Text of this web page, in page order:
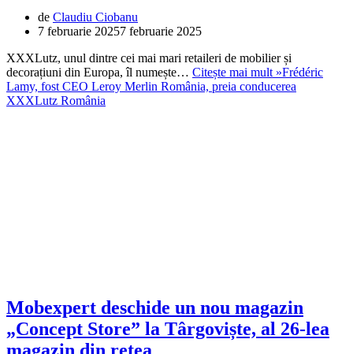
de Claudiu Ciobanu
7 februarie 20257 februarie 2025
XXXLutz, unul dintre cei mai mari retaileri de mobilier și
decorațiuni din Europa, îl numește… Citește mai mult »Frédéric
Lamy, fost CEO Leroy Merlin România, preia conducerea
XXXLutz România
Mobexpert deschide un nou magazin
„Concept Store” la Târgoviște, al 26-lea
magazin din reţea